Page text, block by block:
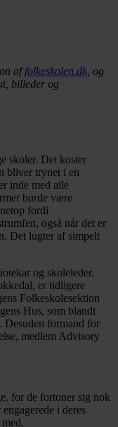
affolkeskolen.dk, og
billeder og
skoler. Det koster
bliver trynet i en
inde med alle
burde være
fordi
også når det er
Det lugter af simpelt
og skoleleder.
er tidligere
Folkeskolesektion
Hus, som blandt
Desuden formand for
medlem Advisory
for de fortoner sig nok
i deres